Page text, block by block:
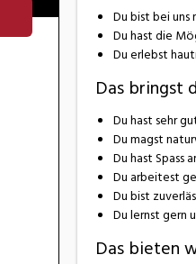
Du bist bei
Du hast die
Du erlebst
Das bringst
Du hast sehr
Du magst
Du hast Spass
Du arbeitest
Du bist
Du lernst gern
Das bieten